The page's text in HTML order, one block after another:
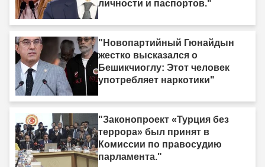
личности и паспортов."
"Новопартийный Гюнайдын
жестко высказался о
Бешикчиоглу: Этот человек
употребляет наркотики"
"Законопроект «Турция без
террора» был принят в
Комиссии по правосудию
парламента."